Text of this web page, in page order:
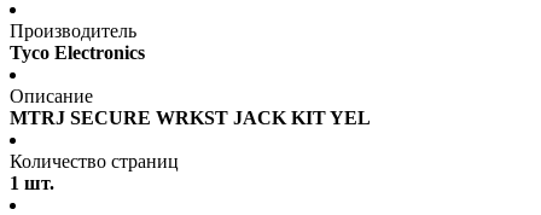
Производитель
Tyco Electronics
Описание
MTRJ SECURE WRKST JACK KIT YEL
Количество страниц
1 шт.